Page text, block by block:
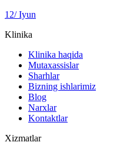
12/ Iyun
Klinika
Klinika haqida
Mutaxassislar
Sharhlar
Bizning ishlarimiz
Blog
Narxlar
Kontaktlar
Xizmatlar